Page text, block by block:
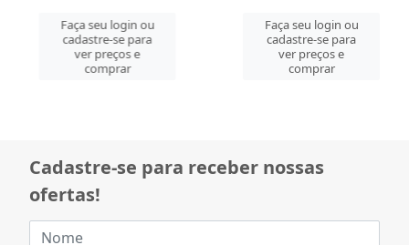
Faça seu login ou
cadastre-se para
ver preços e
comprar
Faça seu login ou
cadastre-se para
ver preços e
comprar
Cadastre-se para receber nossas
ofertas!